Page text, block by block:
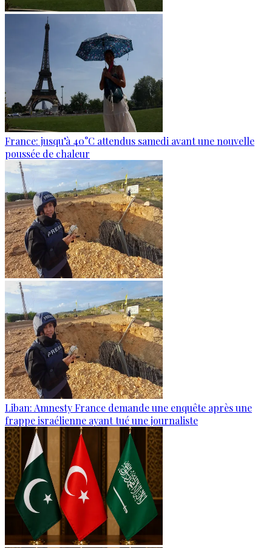
France: jusqu’à 40°C attendus samedi avant une nouvelle
poussée de chaleur
Liban: Amnesty France demande une enquête après une
frappe israélienne ayant tué une journaliste